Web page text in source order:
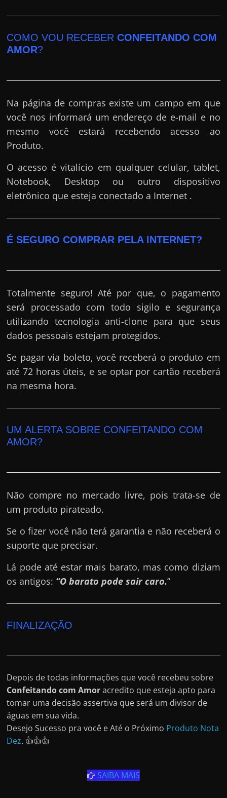
COMO VOU RECEBERCONFEITANDO COM
AMOR?
Na página de compras existe um campo em que
você nos informará um endereço de e-mail e no
mesmo você estará recebendo acesso ao
Produto.
O acesso é vitalício em qualquer celular, tablet,
Notebook, Desktop ou outro dispositivo
eletrônico que esteja conectado a Internet .
É SEGURO COMPRAR PELA INTERNET?
Totalmente seguro! Até por que, o pagamento
será processado com todo sigilo e segurança
utilizando tecnologia anti-clone para que seus
dados pessoais estejam protegidos.
Se pagar via boleto, você receberá o produto em
até 72 horas úteis, e se optar por cartão receberá
na mesma hora.
UM ALERTA SOBRE CONFEITANDO COM
AMOR?
Não compre no mercado livre, pois trata-se de
um produto pirateado.
Se o fizer você não terá garantia e não receberá o
suporte que precisar.
Lá pode até estar mais barato, mas como diziam
os antigos: “O barato pode sair caro.”
FINALIZAÇÃO
Depois de todas informações que você recebeu sobre
Confeitando com Amoracredito que esteja apto para
tomar uma decisão assertiva que será um divisor de
águas em sua vida.
Desejo Sucesso pra você e Até o Próximo Produto Nota
Dez. 👍👍👍
SAIBA MAIS